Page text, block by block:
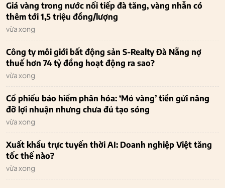
Giá vàng trong nước nối tiếp đà tăng, vàng nhẫn có
thêm tới 1,5 triệu đồng/lượng
vừa xong
Công ty môi giới bất động sản S-Realty Đà Nẵng nợ
thuế hơn 74 tỷ đồng hoạt động ra sao?
vừa xong
Cổ phiếu bảo hiểm phân hóa: ‘Mỏ vàng’ tiền gửi nâng
đỡ lợi nhuận nhưng chưa đủ tạo sóng
vừa xong
Xuất khẩu trực tuyến thời AI: Doanh nghiệp Việt tăng
tốc thế nào?
vừa xong